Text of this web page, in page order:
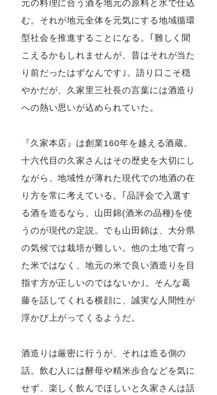
元の料理に合う酒を地元の原料と水で仕込
む。それが地元全体を元気にする地域循環
型社会を推進することになる。｢難しく聞
こえるかもしれませんが、昔はそれが当た
り前だったはずなんです｣。語り口こそ穏
やかだが、久家里三社長の言葉には酒造り
への熱い思いが込められていた。
『久家本店』は創業160年を越える酒蔵。
十六代目の久家さんはその歴史を大切にし
ながら、地域性が薄れた現代での地酒の在
り方を常に考えている。｢品評会で入選す
る酒を造るなら、山田錦(酒米の品種)を使
うのが現代の定説。でも山田錦は、大分県
の気候では栽培が難しい。他の土地で育っ
た米ではなく、地元の米で良い酒造りを目
指す方が正しいのではないか｣。そんな葛
藤を話してくれる横顔に、誠実な人間性が
浮かび上がってくるようだ。
酒造りは厳密に行うが、それは造る側の
話。飲む人には酵母や精米歩合などを気に
せず、楽しく飲んでほしいと久家さんは話